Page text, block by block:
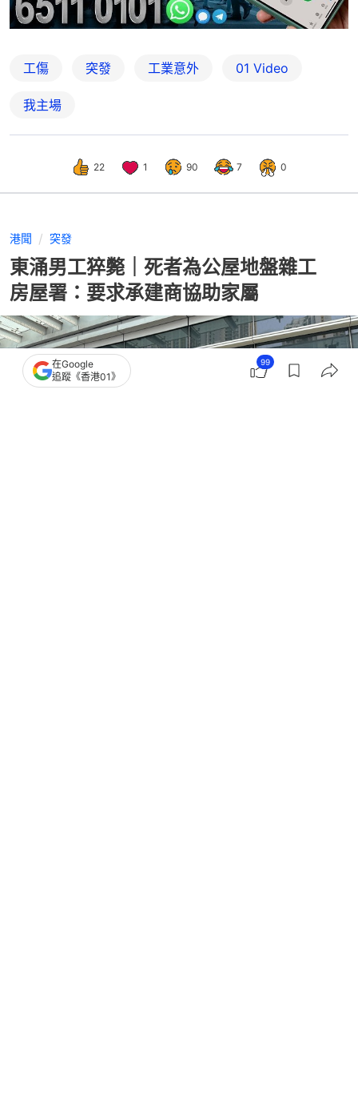
工傷 突發 工業意外 01 Video
我主場
22 1 90 7 0
港聞 突發
東涌男工猝斃｜死者為公屋地盤雜工
房屋署：要求承建商協助家屬
在Google
追蹤《香港01》
99